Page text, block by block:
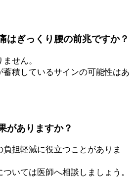
はぎっくり腰の前兆ですか？
せん。
蓄積しているサインの可能性はあ
がありますか？
担軽減に役立つことがありま
いては医師へ相談しましょう。